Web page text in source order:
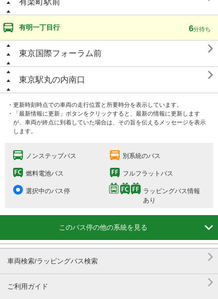
有明一丁目行 6分待ち
東京国際フォーラム前 
東京駅丸の内南口 
・更新時刻時点での車両の走行位置と所要時分を表示しています。
・「最新情報に更新」ボタンをクリックすると、最新の情報に更新します
が、車両が終点に到着していた場合は、その旨を伝えるメッセージを表示
します。
ノンステップバス 別系統のバス
燃料電池バス フルフラットバス
選択中のバス停
ラッピングバス情報
あり
このバス停の他の系統を見る 
車両検索/ラッピングバス検索 
ご利用ガイド 